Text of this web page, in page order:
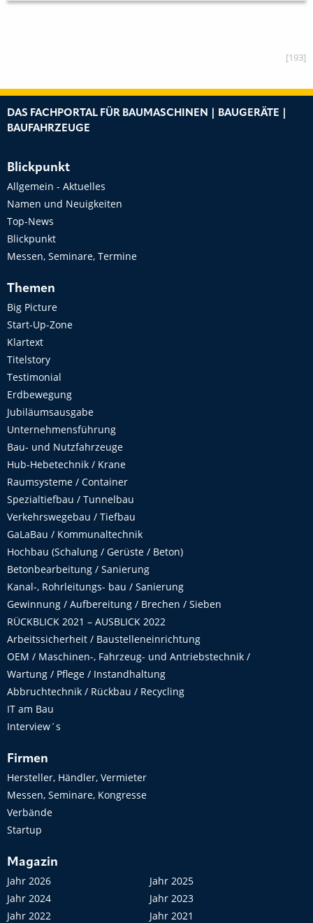
[193]
DAS FACHPORTAL FÜR BAUMASCHINEN | BAUGERÄTE |
BAUFAHRZEUGE
Blickpunkt
Allgemein - Aktuelles
Namen und Neuigkeiten
Top-News
Blickpunkt
Messen, Seminare, Termine
Themen
Big Picture
Start-Up-Zone
Klartext
Titelstory
Testimonial
Erdbewegung
Jubiläumsausgabe
Unternehmensführung
Bau- und Nutzfahrzeuge
Hub-Hebetechnik / Krane
Raumsysteme / Container
Spezialtiefbau / Tunnelbau
Verkehrswegebau / Tiefbau
GaLaBau / Kommunaltechnik
Hochbau (Schalung / Gerüste / Beton)
Betonbearbeitung / Sanierung
Kanal-, Rohrleitungs- bau / Sanierung
Gewinnung / Aufbereitung / Brechen / Sieben
RÜCKBLICK 2021 – AUSBLICK 2022
Arbeitssicherheit / Baustelleneinrichtung
OEM / Maschinen-, Fahrzeug- und Antriebstechnik /
Wartung / Pflege / Instandhaltung
Abbruchtechnik / Rückbau / Recycling
IT am Bau
Interview´s
Firmen
Hersteller, Händler, Vermieter
Messen, Seminare, Kongresse
Verbände
Startup
Magazin
Jahr 2026
Jahr 2025
Jahr 2024
Jahr 2023
Jahr 2022
Jahr 2021